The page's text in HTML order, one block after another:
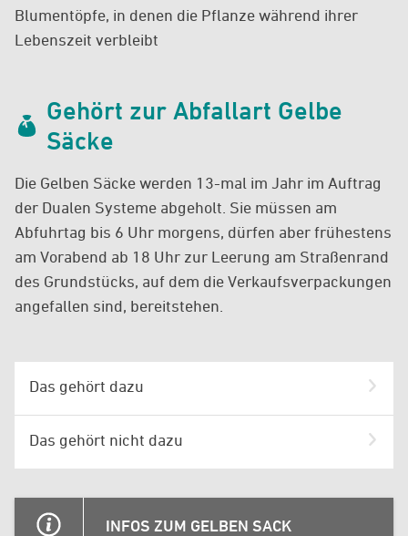
Blumentöpfe, in denen die Pflanze während ihrer
Lebenszeit verbleibt
Gehört zur Abfallart Gelbe
Säcke
Die Gelben Säcke werden 13-mal im Jahr im Auftrag
der Dualen Systeme abgeholt. Sie müssen am
Abfuhrtag bis 6 Uhr morgens, dürfen aber frühestens
am Vorabend ab 18 Uhr zur Leerung am Straßenrand
des Grundstücks, auf dem die Verkaufsverpackungen
angefallen sind, bereitstehen.
Das gehört dazu
Das gehört nicht dazu
INFOS ZUM GELBEN SACK